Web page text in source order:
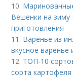
10.
Вешенки на зиму
приготовления
11. Варенье из
вкусное варенье
12. ТОП-10
сорта картофеля